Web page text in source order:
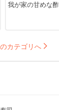
我が家の甘めな
カテゴリへ